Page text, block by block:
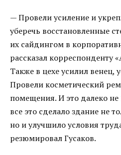
— Провели усиление и
уберечь восстановленные
их сайдингом в
рассказал корреспонденту
Также в цехе усилил венец,
Провели косметический
помещения. И это далеко не
все это сделало здание не
но и улучшило условия
резюмировал Гусаков.